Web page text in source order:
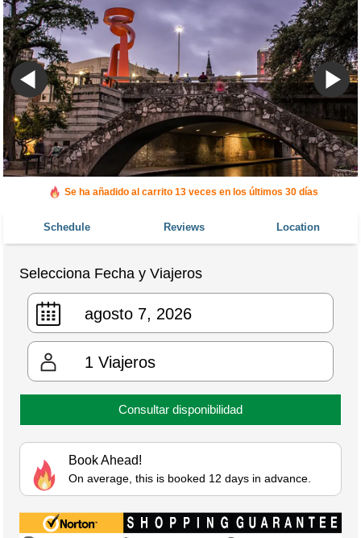
Se ha añadido al carrito 13 veces en los últimos 30 días
Schedule Reviews Location
Selecciona Fecha y Viajeros
1 Viajeros
Consultar disponibilidad
Book Ahead!
On average, this is booked 12 days in advance.